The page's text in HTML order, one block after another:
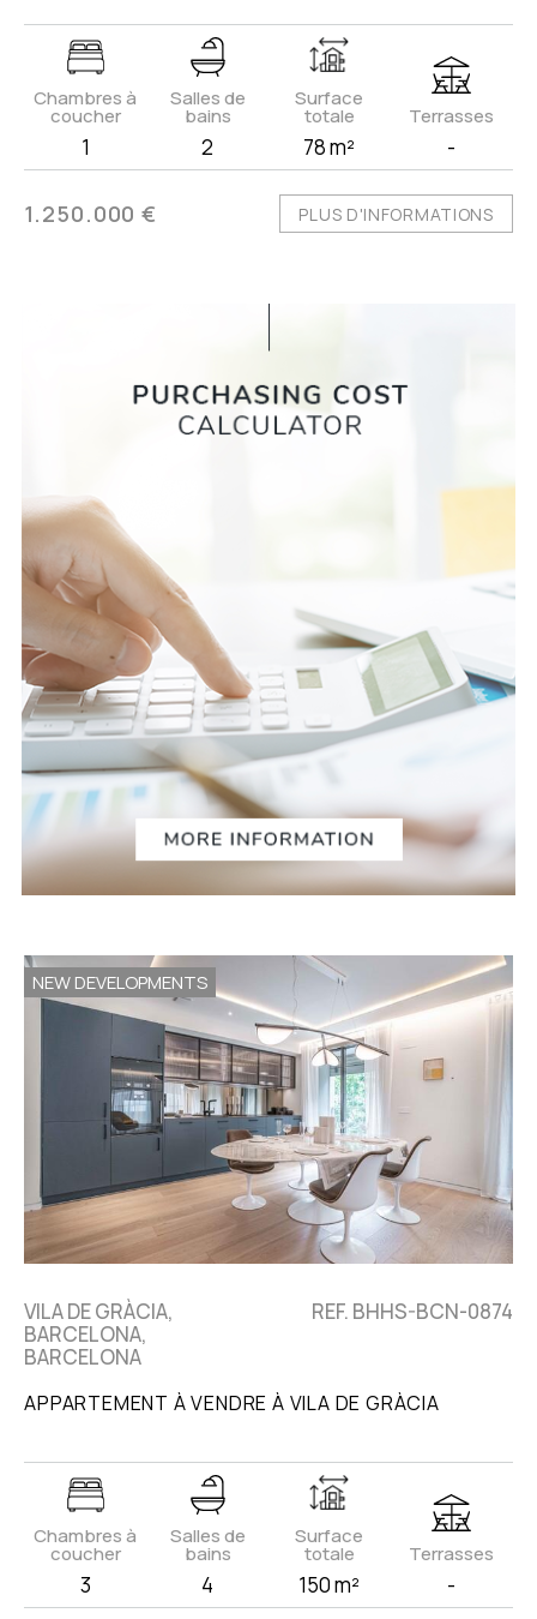
Chambres à
coucher
1
Salles de
bains
2
Surface
totale
78 m²
Terrasses
-
1.250.000 € PLUS D'INFORMATIONS
NEW DEVELOPMENTS
VILA DE GRÀCIA,
BARCELONA,
BARCELONA
REF. BHHS-BCN-0874
APPARTEMENT À VENDRE À VILA DE GRÀCIA
Chambres à
coucher
3
Salles de
bains
4
Surface
totale
150 m²
Terrasses
-